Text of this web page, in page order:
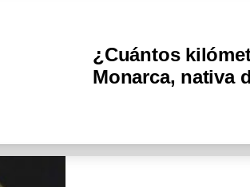
¿Cuántos
Monarca, nativa